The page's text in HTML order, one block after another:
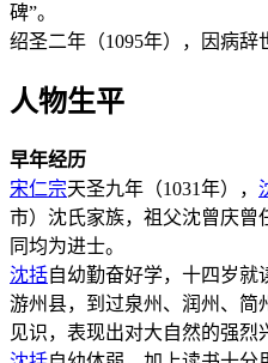
碑”。
绍圣二年（1095年），因病辞
人物生平
早年经历
宋仁宗天圣九年（1031年），
市）沈氏家族，祖父沈曾庆曾
同均为进士。
沈括自幼勤奋好学，十四岁就
游州县，到过泉州、润州、简
见识，表现出对大自然的强烈